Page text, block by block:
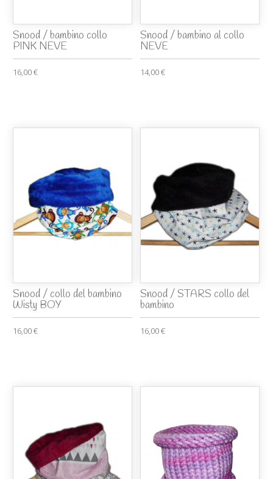
Snood / bambino collo
PINK NEVE
16,00 €
Snood / bambino al collo
NEVE
14,00 €
Snood / collo del bambino
Wisty BOY
16,00 €
Snood / STARS collo del
bambino
16,00 €